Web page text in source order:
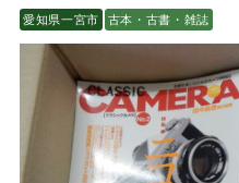
愛知県一宮市 古本・古書・雑誌